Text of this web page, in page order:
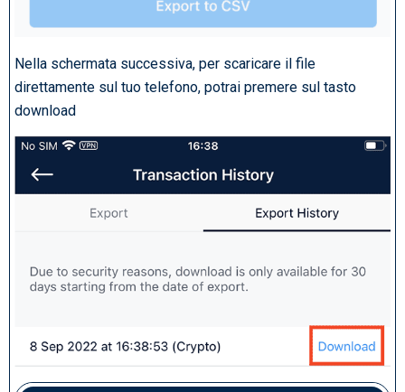
Nella schermata successiva, per scaricare il file
direttamente sul tuo telefono, potrai premere sul tasto
download